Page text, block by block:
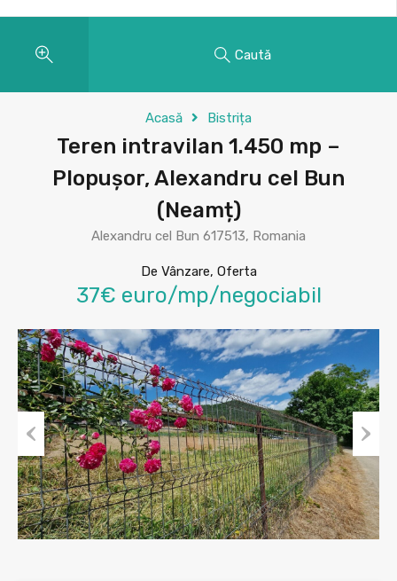
Caută
Acasă Bistrița
Teren intravilan 1.450 mp –
Plopușor, Alexandru cel Bun
(Neamț)
Alexandru cel Bun 617513, Romania
De Vânzare, Oferta
37€ euro/mp/negociabil
Previous Next